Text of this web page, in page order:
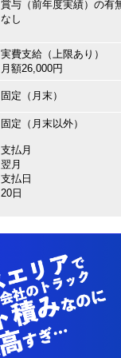
賞与（前年度実績）の有
なし
実費支給（上限あり）
月額26,000円
固定（月末）
固定（月末以外）
支払月
翌月
支払日
20日